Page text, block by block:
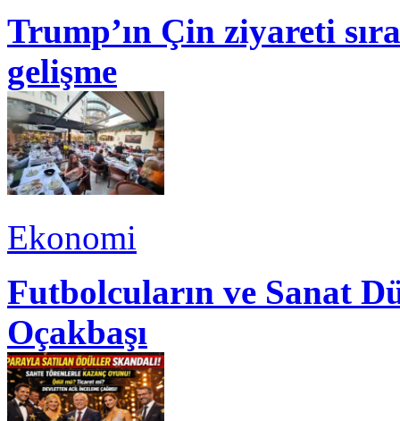
Trump’ın Çin ziyareti
gelişme
Ekonomi
Futbolcuların ve Sanat
Oçakbaşı